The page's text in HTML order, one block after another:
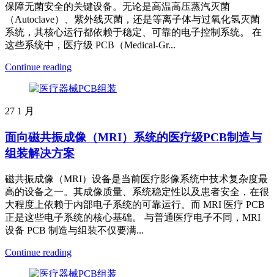
保障无菌安全的关键设备。无论是高温高压蒸汽灭菌
（Autoclave）、紫外线灭菌，还是等离子体与过氧化氢灭菌
系统，其核心运行都依赖于稳定、可靠的电子控制系统。 在
这些系统中，医疗级 PCB（Medical-Gr...
Continue reading
27 1 月
面向磁共振成像（MRI）系统的医疗级PCB制造与
组装解决方案
磁共振成像（MRI）设备是当前医疗影像系统中技术复杂度最
高的设备之一。其成像质量、系统稳定性以及患者安全，在很
大程度上依赖于内部电子系统的可靠运行。而 MRI 医疗 PCB
正是这些电子系统的核心基础。 与普通医疗电子不同，MRI
设备 PCB 制造与组装不仅要满...
Continue reading